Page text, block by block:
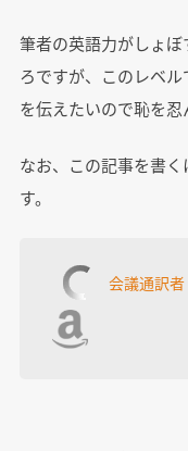
筆者の英語力がしょ
ろですが、このレベ
を伝えたいので恥を忍
なお、この記事を書
す。
会議通訳